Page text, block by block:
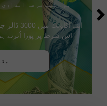
ہم اگست قرعہ اندازی
اپنے
اس شرط پر پورا اُترتے